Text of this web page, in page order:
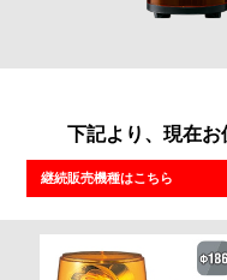
下記より、現在お
継続販売機種はこちら